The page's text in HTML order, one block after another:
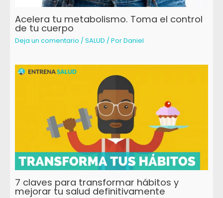
Acelera tu metabolismo. Toma el control
de tu cuerpo
Deja un comentario / SALUD / PorDaniel
7 claves para transformar hábitos y
mejorar tu salud definitivamente